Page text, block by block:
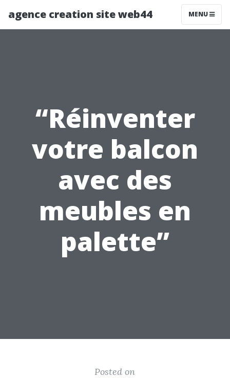
agence creation site web44 MENU
“Réinventer
votre balcon
avec des
meubles en
palette”
Posted on